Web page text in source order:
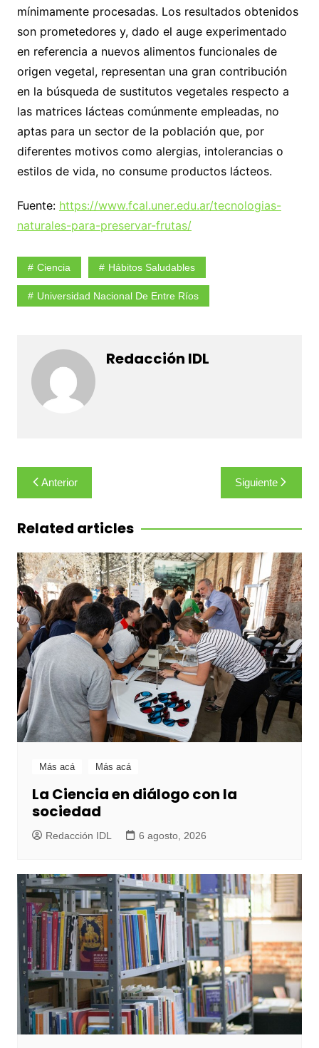
mínimamente procesadas. Los resultados obtenidos
son prometedores y, dado el auge experimentado
en referencia a nuevos alimentos funcionales de
origen vegetal, representan una gran contribución
en la búsqueda de sustitutos vegetales respecto a
las matrices lácteas comúnmente empleadas, no
aptas para un sector de la población que, por
diferentes motivos como alergias, intolerancias o
estilos de vida, no consume productos lácteos.
Fuente: https://www.fcal.uner.edu.ar/tecnologias-
naturales-para-preservar-frutas/
Ciencia Hábitos Saludables
Universidad Nacional De Entre Ríos
Redacción IDL
Navegación
de
entradas
Anterior Siguiente
Related articles
Más acá Más acá
La Ciencia en diálogo con la
sociedad
Redacción IDL 6 agosto, 2026